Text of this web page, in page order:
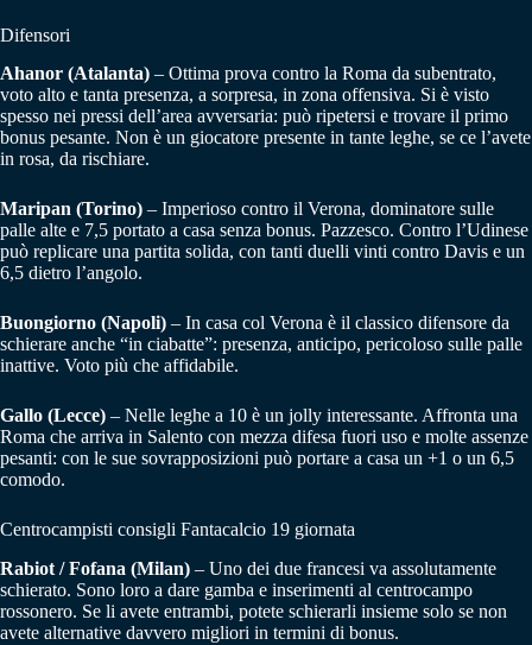
Difensori
Ahanor (Atalanta) – Ottima prova contro la Roma da subentrato,
voto alto e tanta presenza, a sorpresa, in zona offensiva. Si è visto
spesso nei pressi dell’area avversaria: può ripetersi e trovare il primo
bonus pesante. Non è un giocatore presente in tante leghe, se ce l’avete
in rosa, da rischiare.
Maripan (Torino) – Imperioso contro il Verona, dominatore sulle
palle alte e 7,5 portato a casa senza bonus. Pazzesco. Contro l’Udinese
può replicare una partita solida, con tanti duelli vinti contro Davis e un
6,5 dietro l’angolo.
Buongiorno (Napoli) – In casa col Verona è il classico difensore da
schierare anche “in ciabatte”: presenza, anticipo, pericoloso sulle palle
inattive. Voto più che affidabile.
Gallo (Lecce) – Nelle leghe a 10 è un jolly interessante. Affronta una
Roma che arriva in Salento con mezza difesa fuori uso e molte assenze
pesanti: con le sue sovrapposizioni può portare a casa un +1 o un 6,5
comodo.
Centrocampisti consigli Fantacalcio 19 giornata
Rabiot / Fofana (Milan) – Uno dei due francesi va assolutamente
schierato. Sono loro a dare gamba e inserimenti al centrocampo
rossonero. Se li avete entrambi, potete schierarli insieme solo se non
avete alternative davvero migliori in termini di bonus.